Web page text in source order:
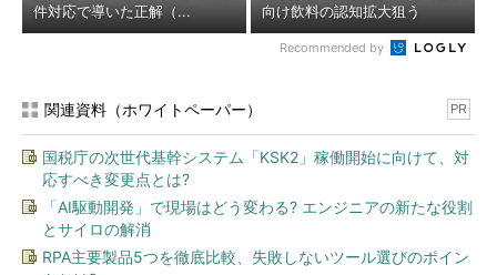
件対応で導いた正解（...
向け飲料の認知拡大狙う
Recommended by
関連資料（ホワイトペーパー） PR
国税庁の次世代基幹システム「KSK2」稼働開始に向けて、対
応すべき変更点とは?
「AI駆動開発」で現場はどう変わる? エンジニアの新たな役割
とサイロの解消
RPA主要製品5つを徹底比較、失敗しないツール選びのポイン